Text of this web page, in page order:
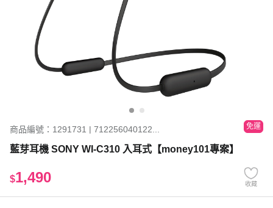
商品編號：1291731 | 712256040122... 免運
藍芽耳機 SONY WI-C310 入耳式【money101專案】
$1,490 收藏